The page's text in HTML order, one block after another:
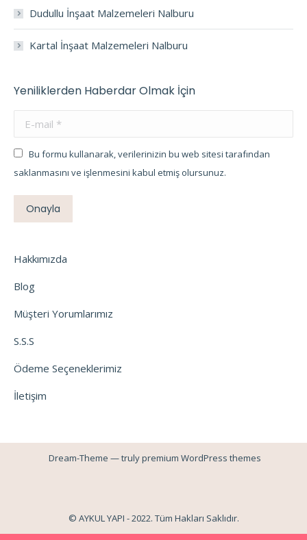
Dudullu İnşaat Malzemeleri Nalburu
Kartal İnşaat Malzemeleri Nalburu
Yeniliklerden Haberdar Olmak İçin
E-mail *
Bu formu kullanarak, verilerinizin bu web sitesi tarafından
saklanmasını ve işlenmesini kabul etmiş olursunuz.
Onayla
Hakkımızda
Blog
Müşteri Yorumlarımız
S.S.S
Ödeme Seçeneklerimiz
İletişim
Dream-Theme — trulypremium WordPress themes
© AYKUL YAPI - 2022. Tüm Hakları Saklıdır.